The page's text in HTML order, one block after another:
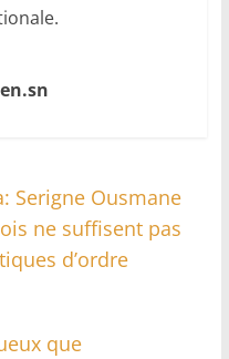
Serigne Ousmane
ne suffisent pas
d’ordre
que